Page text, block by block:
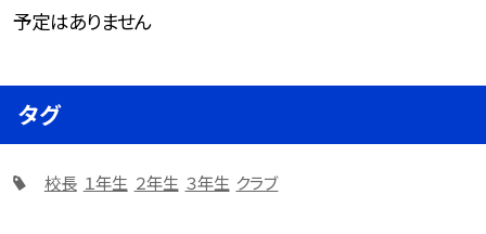
予定はありません
タグ
校長 １年生 ２年生 ３年生 クラブ